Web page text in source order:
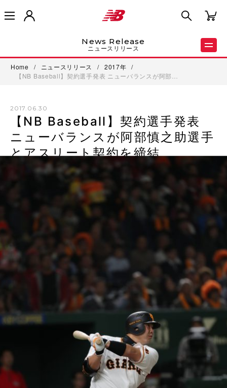
News Release
ニュースリリース
Home / ニュースリリース / 2017年
/
【NB Baseball】契約選手発表 ニューバランスが阿部…
2017.06.30
【NB Baseball】契約選手発表
ニューバランスが阿部慎之助選手
とアスリート契約を締結